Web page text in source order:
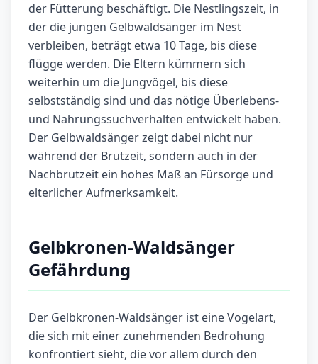
der Fütterung beschäftigt. Die Nestlingszeit, in
der die jungen Gelbwaldsänger im Nest
verbleiben, beträgt etwa 10 Tage, bis diese
flügge werden. Die Eltern kümmern sich
weiterhin um die Jungvögel, bis diese
selbstständig sind und das nötige Überlebens-
und Nahrungssuchverhalten entwickelt haben.
Der Gelbwaldsänger zeigt dabei nicht nur
während der Brutzeit, sondern auch in der
Nachbrutzeit ein hohes Maß an Fürsorge und
elterlicher Aufmerksamkeit.
Gelbkronen-Waldsänger
Gefährdung
Der Gelbkronen-Waldsänger ist eine Vogelart,
die sich mit einer zunehmenden Bedrohung
konfrontiert sieht, die vor allem durch den